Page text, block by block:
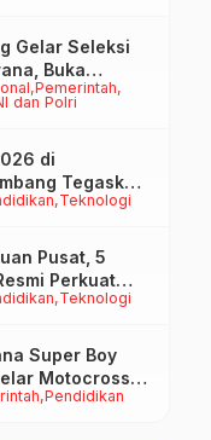
Pemerintah
dan Polri
Gelar Seleksi
Buka
PMI
Teknologi
di
Tegaskan
Budaya di
Teknologi
Pusat, 5
Perkuat
Jembrana
Pendidikan
Super Boy
Motocross